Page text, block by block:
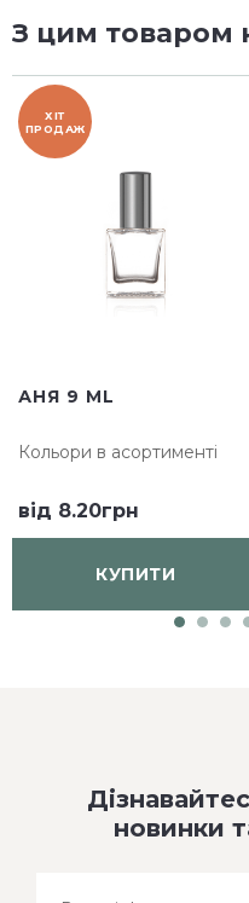
З цим товаром
ХІТ
ПРОДАЖ
АНЯ 9 ML
Кольори в асортименті
від 8.20грн
КУПИТИ
новинки